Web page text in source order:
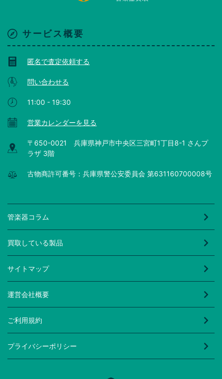
サービス概要
匿名で査定依頼する
問い合わせる
11:00 - 19:30
営業カレンダーを見る
〒650-0021 兵庫県神戸市中央区三宮町1丁目8-1 さんプ
ラザ 3階
古物商許可番号：兵庫県警公安委員会 第631160700008号
管楽器コラム
買取している製品
サイトマップ
運営会社概要
ご利用規約
プライバシーポリシー